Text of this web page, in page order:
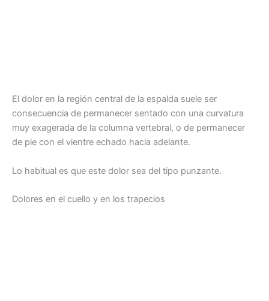
El dolor en la región central de la espalda suele ser
consecuencia de permanecer sentado con una curvatura
muy exagerada de la columna vertebral, o de permanecer
de pie con el vientre echado hacia adelante.
Lo habitual es que este dolor sea del tipo punzante.
Dolores en el cuello y en los trapecios